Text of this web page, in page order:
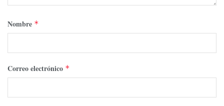
Nombre *
Correo electrónico *